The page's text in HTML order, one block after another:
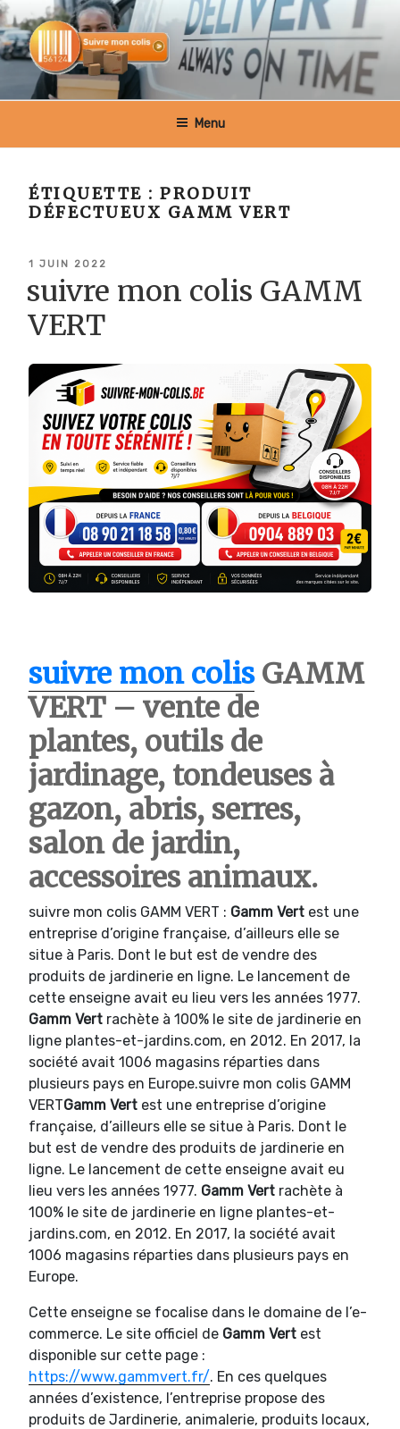
Aller
au
contenu
principal
SUIVRE MON COLIS BELGIQUE
Menu
ÉTIQUETTE :PRODUIT
DÉFECTUEUX GAMM VERT
PUBLIÉ
1 JUIN 2022
suivre mon colis GAMM
VERT
suivre mon colisGAMM
VERT – vente de
plantes, outils de
jardinage, tondeuses à
gazon, abris, serres,
salon de jardin,
accessoires animaux.
suivre mon colis GAMM VERT : Gamm Vert est une
entreprise d’origine française, d’ailleurs elle se
situe à Paris. Dont le but est de vendre des
produits de jardinerie en ligne. Le lancement de
cette enseigne avait eu lieu vers les années 1977.
Gamm Vert rachète à 100% le site de jardinerie en
ligne plantes-et-jardins.com, en 2012. En 2017, la
société avait 1006 magasins réparties dans
plusieurs pays en Europe.suivre mon colis GAMM
VERTGamm Vert est une entreprise d’origine
française, d’ailleurs elle se situe à Paris. Dont le
but est de vendre des produits de jardinerie en
ligne. Le lancement de cette enseigne avait eu
lieu vers les années 1977. Gamm Vert rachète à
100% le site de jardinerie en ligne plantes-et-
jardins.com, en 2012. En 2017, la société avait
1006 magasins réparties dans plusieurs pays en
Europe.
Cette enseigne se focalise dans le domaine de l’e-
commerce. Le site officiel de Gamm Vert est
disponible sur cette page :
https://www.gammvert.fr/. En ces quelques
années d’existence, l’entreprise propose des
produits de Jardinerie, animalerie, produits locaux,